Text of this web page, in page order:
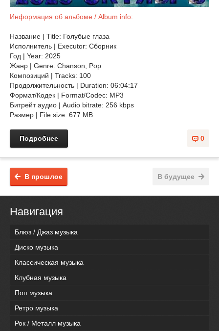
Информация об альбоме / Album info:
Название | Title: Голубые глаза
Исполнитель | Executor: Сборник
Год | Year: 2025
Жанр | Genre: Chanson, Pop
Композиций | Tracks: 100
Продолжительность | Duration: 06:04:17
Формат/Кодек | Format/Codec: MP3
Битрейт аудио | Audio bitrate: 256 kbps
Размер | File size: 677 MB
0
Подробнее
В будущее
В прошлое
Навигация
Блюз / Джаз музыка
Диско музыка
Классическая музыка
Клубная музыка
Поп музыка
Ретро музыка
Рок / Металл музыка